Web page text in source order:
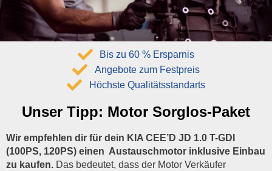
Unser Tipp: Motor Sorglos-Paket
Wir empfehlen dir für dein KIA CEE’D JD 1.0 T-GDI
(100PS, 120PS) einen Austauschmotor inklusive Einbau
zu kaufen. Das bedeutet, dass der Motor Verkäufer
Bis zu 60 % Ersparnis
Angebote zum Festpreis
Höchste Qualitätsstandarts